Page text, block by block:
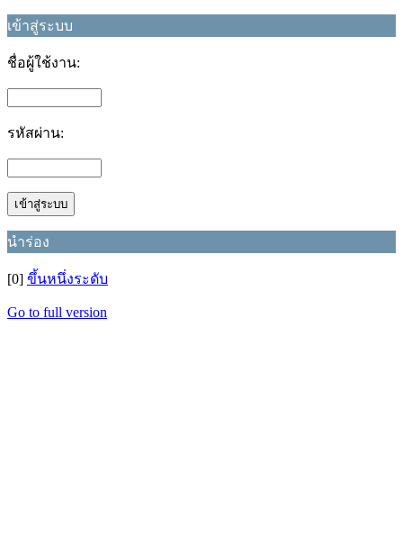
เข้าสู่ระบบ
ชื่อผู้ใช้งาน:
รหัสผ่าน:
นำร่อง
[0] ขึ้นหนึ่งระดับ
Go to full version